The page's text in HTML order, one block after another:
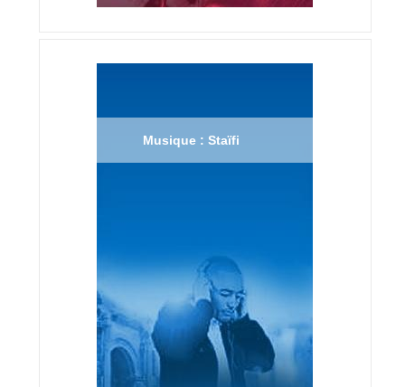
Musique : Staïfi